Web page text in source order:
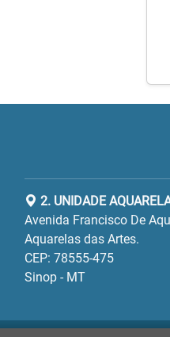
2. UNIDADE
Avenida Francisco De
Aquarelas das Artes.
CEP: 78555-475
Sinop - MT